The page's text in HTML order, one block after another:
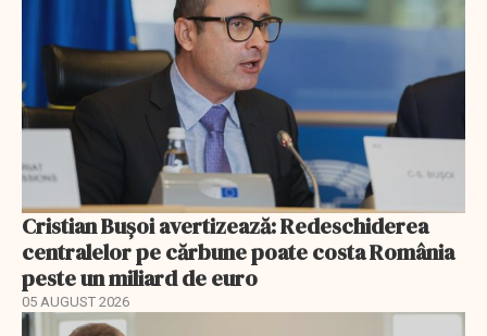
Cristian Bușoi avertizează: Redeschiderea
centralelor pe cărbune poate costa România
peste un miliard de euro
05 AUGUST 2026